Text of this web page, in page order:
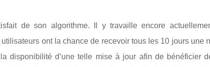
de son algorithme. Il y travaille encore
ont la chance de recevoir tous les 10 jours une
disponibilité d’une telle mise à jour afin de bénéficier